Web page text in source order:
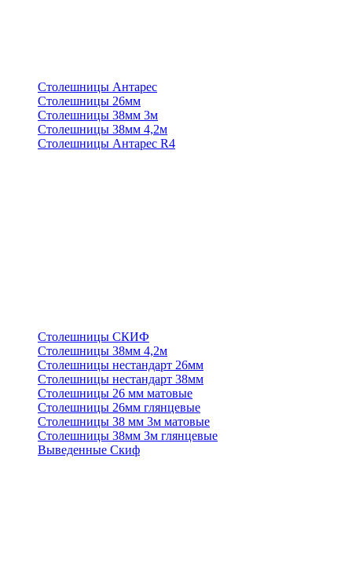
Столешницы Антарес
Столешницы 26мм
Столешницы 38мм 3м
Столешницы 38мм 4,2м
Столешницы Антарес R4
Столешницы СКИФ
Столешницы 38мм 4,2м
Столешницы нестандарт 26мм
Столешницы нестандарт 38мм
Столешницы 26 мм матовые
Столешницы 26мм глянцевые
Столешницы 38 мм 3м матовые
Столешницы 38мм 3м глянцевые
Выведенные Скиф